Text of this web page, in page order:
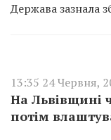
Держава зазнала
13:35 24 Червня,
На Львівщині
потім